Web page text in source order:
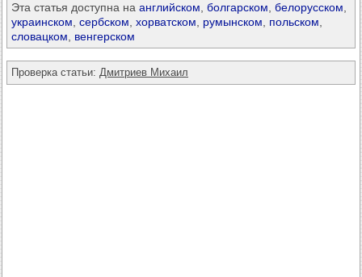
Эта статья доступна на английском, болгарском, белорусском,
украинском, сербском, хорватском, румынском, польском,
словацком, венгерском
Проверка статьи: Дмитриев Михаил